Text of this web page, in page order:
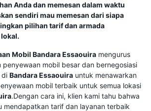
Anda dan memesan dalam waktu
sendiri mau memesan dari siapa
pilihan tarif dan armada
Mobil Bandara Essaouira mengurus
penyewaan mobil besar dan bernegosiasi
di Bandara Essaouira untuk menawarkan
mobil terbaik untuk semua lokasi
.Dengan cara ini, klien kami tahu bahwa
mendapatkan tarif dan layanan terbaik